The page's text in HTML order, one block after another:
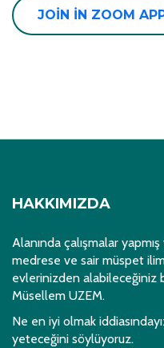
JOIN IN ZOOM
HAKKIMIZDA
Alanında çalışmalar
medrese ve sair müspet
evlerinizden alabileceğiniz
Müsellem UZEM.
Ne en iyi olmak
yeteceğini söylüyoruz.